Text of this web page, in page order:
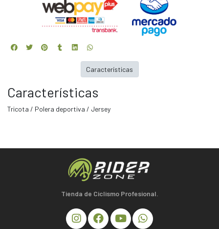
Características
Tricota / Polera deportiva / Jersey
Características
Tienda de Ciclismo Profesional.